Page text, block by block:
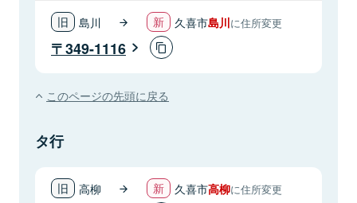
島川 久喜市島川に住所変更
349-1116
このページの先頭に戻る
タ行
高柳 久喜市高柳に住所変更